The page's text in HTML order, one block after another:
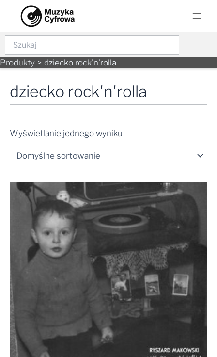
content
Szukaj
Produkty dziecko rock'n'rolla
dziecko rock'n'rolla
Wyświetlanie jednego wyniku